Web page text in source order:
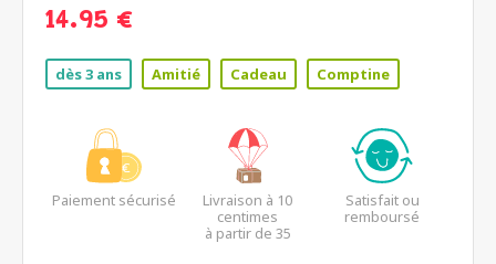
14.95 €
dès 3 ans Amitié Cadeau Comptine
Paiement sécurisé
Livraison à 10
centimes
à partir de 35
Satisfait ou
remboursé